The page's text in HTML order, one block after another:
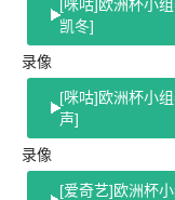
[咪咕]欧洲杯小
凯冬]
录像
[咪咕]欧洲杯小
声]
录像
[爱奇艺]欧洲杯